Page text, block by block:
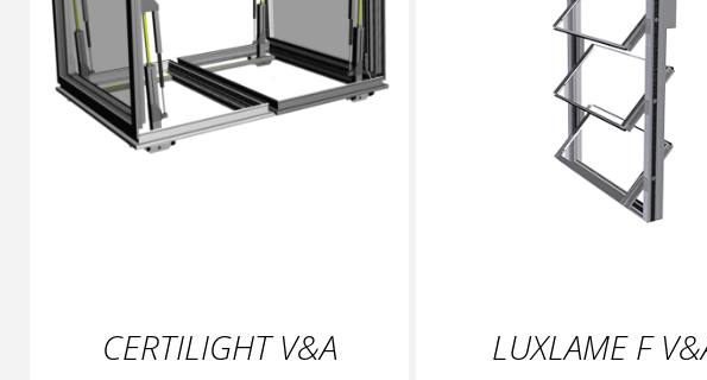
CERTILIGHT V&A LUXLAME F